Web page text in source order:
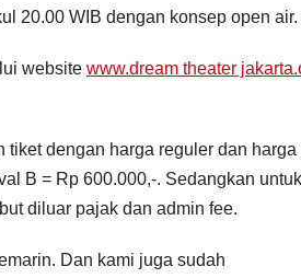
20.00 WIB dengan konsep open air.
website www.dream theater
dengan harga reguler dan harga
B = Rp 600.000,-. Sedangkan
diluar pajak dan admin fee.
Dan kami juga sudah